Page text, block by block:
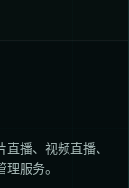
播、视频直播、
服务。